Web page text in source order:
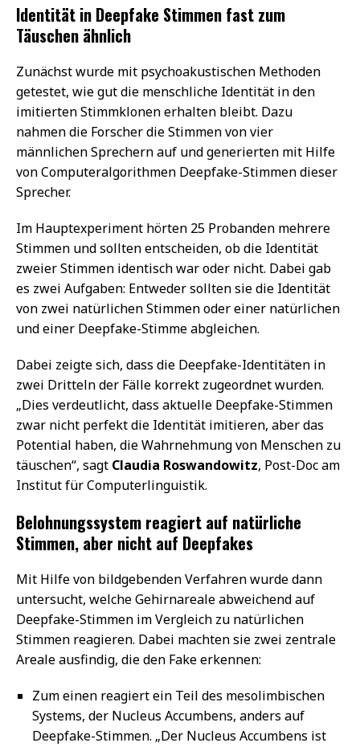
Identität in Deepfake Stimmen fast zum
Täuschen ähnlich
Zunächst wurde mit psychoakustischen Methoden
getestet, wie gut die menschliche Identität in den
imitierten Stimmklonen erhalten bleibt. Dazu
nahmen die Forscher die Stimmen von vier
männlichen Sprechern auf und generierten mit Hilfe
von Computeralgorithmen Deepfake-Stimmen dieser
Sprecher.
Im Hauptexperiment hörten 25 Probanden mehrere
Stimmen und sollten entscheiden, ob die Identität
zweier Stimmen identisch war oder nicht. Dabei gab
es zwei Aufgaben: Entweder sollten sie die Identität
von zwei natürlichen Stimmen oder einer natürlichen
und einer Deepfake-Stimme abgleichen.
Dabei zeigte sich, dass die Deepfake-Identitäten in
zwei Dritteln der Fälle korrekt zugeordnet wurden.
„Dies verdeutlicht, dass aktuelle Deepfake-Stimmen
zwar nicht perfekt die Identität imitieren, aber das
Potential haben, die Wahrnehmung von Menschen zu
täuschen“, sagt Claudia Roswandowitz, Post-Doc am
Institut für Computerlinguistik.
Belohnungssystem reagiert auf natürliche
Stimmen, aber nicht auf Deepfakes
Mit Hilfe von bildgebenden Verfahren wurde dann
untersucht, welche Gehirnareale abweichend auf
Deepfake-Stimmen im Vergleich zu natürlichen
Stimmen reagieren. Dabei machten sie zwei zentrale
Areale ausfindig, die den Fake erkennen:
Zum einen reagiert ein Teil des mesolimbischen
Systems, der Nucleus Accumbens, anders auf
Deepfake-Stimmen. „Der Nucleus Accumbens ist